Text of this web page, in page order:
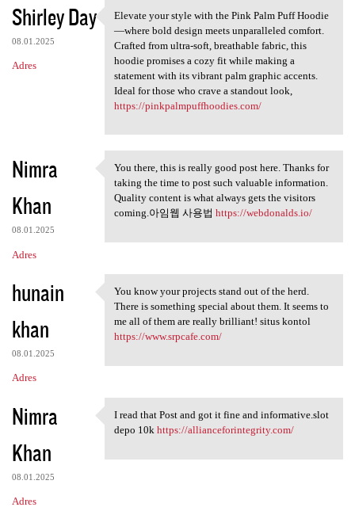
Shirley Day
08.01.2025
Adres
Elevate your style with the
Elevate your style with the Pink Palm Puff Hoodie
—where bold design meets unparalleled comfort.
Crafted from ultra-soft, breathable fabric, this
hoodie promises a cozy fit while making a
statement with its vibrant palm graphic accents.
Ideal for those who crave a standout look,
https://pinkpalmpuffhoodies.com/
Nimra
Khan
08.01.2025
Adres
You there, this is really
You there, this is really good post here. Thanks for
taking the time to post such valuable information.
Quality content is what always gets the visitors
coming.아임웹 사용법 https://webdonalds.io/
hunain
khan
08.01.2025
Adres
You know your projects stand
You know your projects stand out of the herd.
There is something special about them. It seems to
me all of them are really brilliant! situs kontol
https://www.srpcafe.com/
Nimra
Khan
08.01.2025
Adres
I read that Post and got it
I read that Post and got it fine and informative.slot
depo 10k https://allianceforintegrity.com/